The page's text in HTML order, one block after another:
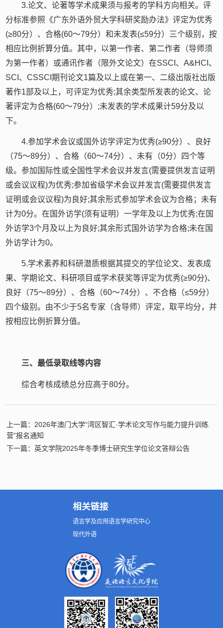
3.论文、论著等学术成果须与报考的学科方向相关。评
分标准参照《广东外语外贸大学科研奖励办法》评定为优秀
(≥80分）、合格(60～79分）和未发表(≤59分）三个级别，按
相应比例折算分值。其中，以第一作者、第二作者（导师须
为第一作者）或通讯作者（限外文论文）在SSCI、A&HCI、
SCI、CSSCI期刊论文1篇及以上或在第一、二级出版社出版
著作1部及以上，可评定为优秀;其余类型所发表的论文、论
著评定为合格(60～79分）;未发表的学术成果计59分及以
下。
4.参加学术会议或国外访学评定为优秀(≥90分）、良好
（75～89分）、合格（60～74分）、未有（0分）四个等
级。参加国际性或全国性学术会议并发言(需要提供发言证明
或会议议程)为优秀;参加省级学术会议并发言(需要提供发言
证明或会议议程)为良好;其余形式参加学术会议为合格；未有
计为0分。在国外访学(须有证明）一学年及以上为优秀;在国
外访学3个月及以上为良好;其余形式国外访学为合格;未在国
外访学计为0。
5.学术素养和科研潜质根据其提交的学位论文、发表成
果、学期论文、科研项目或学术获奖等评定为优秀(≥90分)、
良好（75～89分）、合格（60～74分）、不合格（≤59分）
四个级别。由不少于5名专家（含导师）评定，取平均分，并
按相应比例折算分值。
三、最低录取线等内容
综合考核成绩总分应高于80分。
上一篇：2026年澳门大学“湾区智汇·学术论文写作与能力提升训练
营”报名通知
下一篇：英文学院2025年冬季博士研究生学位论文答辩公告
相关链接
语言学及应用语言学研究中心
现代外语